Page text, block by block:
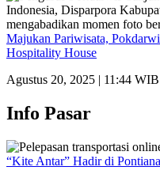
Majukan Pariwisata,
Hospitality House
Agustus 20, 2025 | 11:44 WIB
Info Pasar
“Kite Antar” Hadir di